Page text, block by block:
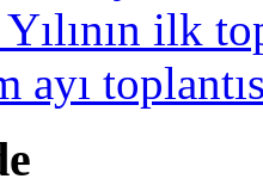
ilk
ayı